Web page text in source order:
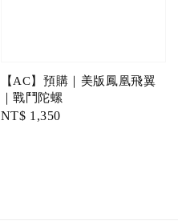
【AC】預購｜美版鳳凰飛翼
｜戰鬥陀螺
Regular
NT$ 1,350